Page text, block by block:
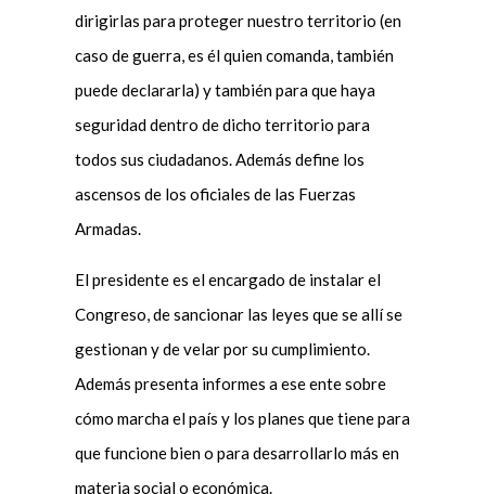
dirigirlas para proteger nuestro territorio (en
caso de guerra, es él quien comanda, también
puede declararla) y también para que haya
seguridad dentro de dicho territorio para
todos sus ciudadanos. Además define los
ascensos de los oficiales de las Fuerzas
Armadas.
El presidente es el encargado de instalar el
Congreso, de sancionar las leyes que se allí se
gestionan y de velar por su cumplimiento.
Además presenta informes a ese ente sobre
cómo marcha el país y los planes que tiene para
que funcione bien o para desarrollarlo más en
materia social o económica.